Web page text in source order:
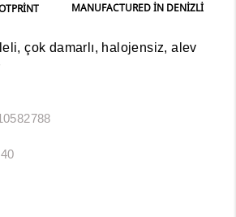
MANUFACTURED IN DENIZLI
çok damarlı, halojensiz, alev